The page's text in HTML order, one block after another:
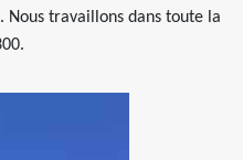
travaillons dans toute la